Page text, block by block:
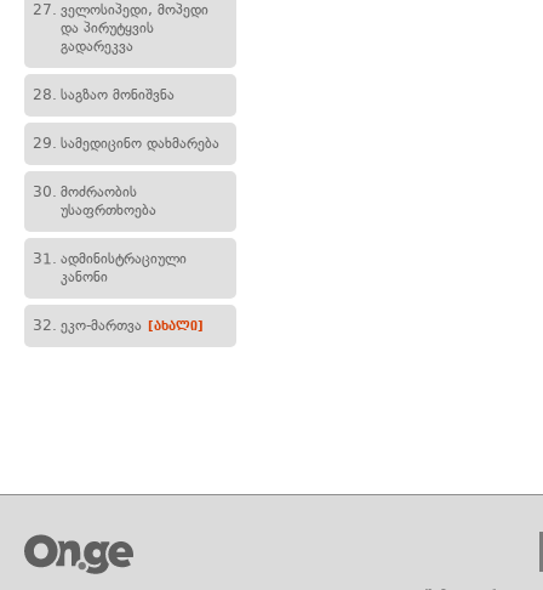
27. ველოსიპედი, მოპედი
და პირუტყვის
გადარეკვა
28. საგზაო მონიშვნა
29. სამედიცინო დახმარება
30. მოძრაობის
უსაფრთხოება
31. ადმინისტრაციული
კანონი
32. ეკო-მართვა [ახალი]